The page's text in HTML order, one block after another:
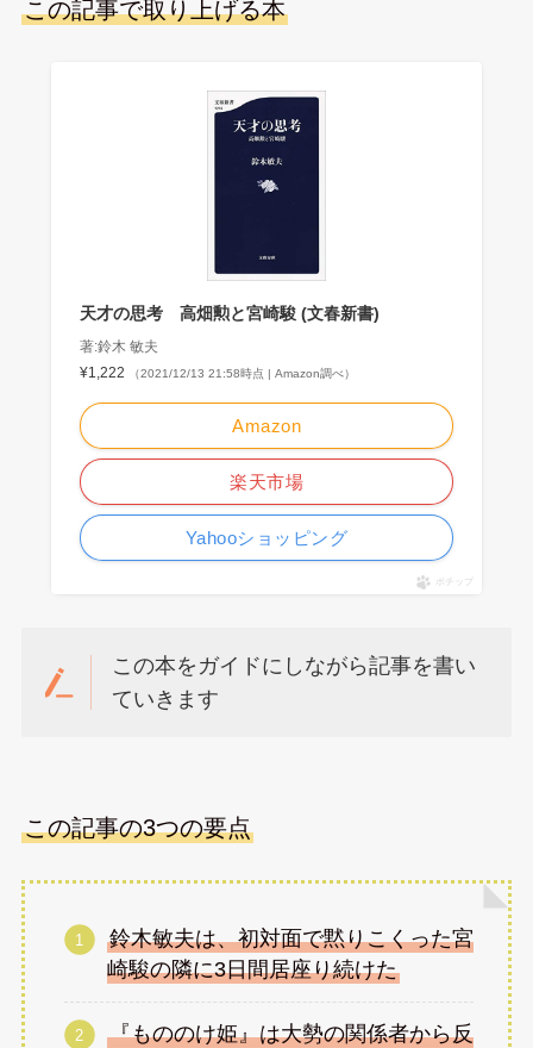
この記事で取り上げる本
天才の思考 高畑勲と宮崎駿 (文春新書)
著:鈴木 敏夫
¥1,222
（2021/12/13 21:58時点 | Amazon調べ）
Amazon
楽天市場
Yahooショッピング
ポチップ
この本をガイドにしながら記事を書い
ていきます
この記事の3つの要点
鈴木敏夫は、初対面で黙りこくった宮
崎駿の隣に3日間居座り続けた
『もののけ姫』は大勢の関係者から反